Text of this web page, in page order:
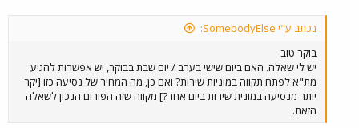
נכתב ע"י SomebodyElse:
בוקר טוב
יש לי שאלה. האם ביום שישי בערב / יום שבת בבוקר, יש אפשרות להגיע
מת"א לפתח תקווה במוניות שירות? ואם כן, מה המחיר של נסיעה כזו [יקר
יותר מנסיעה במונית שירות ביום אחר?] מקווה שזה הפורום הנכון לשאלה
הזאת.